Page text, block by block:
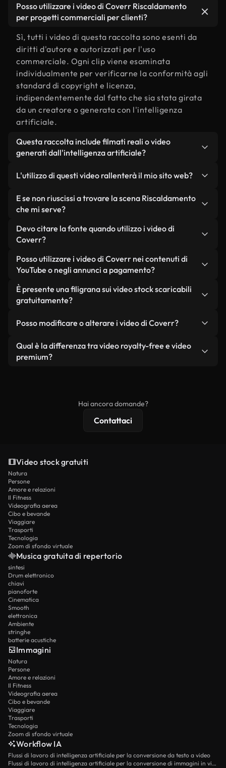
Posso utilizzare i video di Coverr Riscaldamento
per progetti commerciali per clienti?
Sì, tutti i video di questa raccolta sono esenti da
diritti d'autore e autorizzati per l'uso
commerciale. Ogni clip viene esaminata
individualmente per verificarne la conformità agli
standard di copyright e licenza,
indipendentemente dal fatto che sia stata girata
da un creatore o generata con l'intelligenza
artificiale.
Questa raccolta include filmati reali o video
generati dall'intelligenza artificiale?
da filmati reali, girati da persone, relativi a
Riscaldamento, e da video generati
dall'intelligenza artificiale. Ogni video è
stai utilizzando.
L'utilizzo di questi video rallenterà il mio sito web?
Non se scegli le nostre versioni ottimizzate.
Offriamo formati leggeri e pronti per il web,
mantengono alta la qualità, riducono al minimo i
tempi di caricamento e migliorano parametri
come LCP.
E se non riuscissi a trovare la scena Riscaldamento
che mi serve?
Puoi crearne uno all'istante utilizzando Coverr AI
Studio. Ti basta descrivere la scena, ad esempio
in pochi secondi un video personalizzato in
conformità con i nostri standard di licenza.
Devo citare la fonte quando utilizzo i video di
Coverr?
Non è richiesto alcun riconoscimento dell'autore.
Tutti i video presenti nella nostra libreria sono
senza citare il creatore, sebbene sia sempre
gradito.
Posso utilizzare i video di Coverr nei contenuti di
YouTube o negli annunci a pagamento?
Sì. Tutti i filmati di Coverr possono essere utilizzati
in video monetizzati su YouTube, promozioni sui
condizione che non si rivendano o ridistribuiscano
È presente una filigrana sui video stock scaricabili
gratuitamente?
reali o generati dall'intelligenza artificiale, include
filigrane. Avrai a disposizione filmati puliti e pronti
all'uso.
Posso modificare o alterare i video di Coverr?
Sì. Siete liberi di tagliare, ritagliare o remixare i
nostri video. Assicuratevi solo che il prodotto
Qual è la differenza tra video royalty-free e video
premium?
Hai ancora domande?
Contattaci
Video stock gratuiti
Natura
Persone
Amore e relazioni
Il Fitness
Videografia aerea
Cibo e bevande
Viaggiare
Trasporti
Tecnologia
Zoom di sfondo virtuale
Musica gratuita di repertorio
sintesi
Drum elettronico
chiavi
pianoforte
Cinematica
Smooth
elettronica
Ambiente
stringhe
batterie acustiche
Immagini
Natura
Persone
Amore e relazioni
Il Fitness
Videografia aerea
Cibo e bevande
Viaggiare
Trasporti
Tecnologia
Zoom di sfondo virtuale
Workflow IA
Flussi di lavoro di intelligenza artificiale per la conversione da testo a video
Flussi di lavoro di intelligenza artificiale per la conversione di immagini in video